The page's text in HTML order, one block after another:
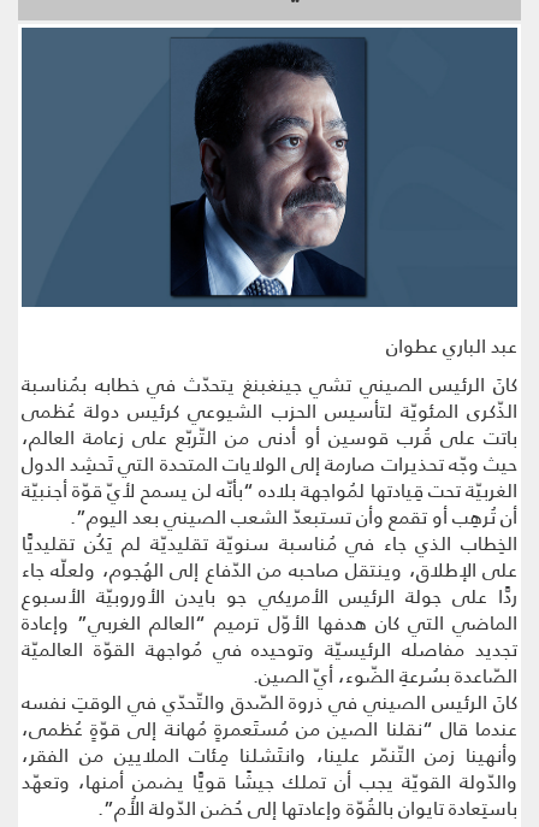
عبد الباري عطوان
كانَ الرئيس الصيني تشي جينغبنغ يتحدّث في خطابه بمُناسبة
الذّكرى المئويّة لتأسيس الحزب الشيوعي كرئيس دولة عُظمى
باتت على قُرب قوسين أو أدنى من التّربّع على زعامة العالم،
حيث وجّه تحذيرات صارمة إلى الولايات المتحدة التي تَحشِد الدول
الغربيّة تحت قِيادتها لمُواجهة بلاده “بأنّه لن يسمح لأيّ قوّة أجنبيّة
أن تُرهِب أو تقمع وأن تستبعدّ الشعب الصيني بعد اليوم”.
الخِطاب الذي جاء في مُناسبة سنويّة تقليديّة لم يَكُن تقليديًّا
على الإطلاق، وينتقل صاحبه من الدّفاع إلى الهُجوم، ولعلّه جاء
ردًّا على جولة الرئيس الأمريكي جو بايدن الأوروبيّة الأسبوع
الماضي التي كان هدفها الأوّل ترميم “العالم الغربي” وإعادة
تجديد مفاصله الرئيسيّة وتوحيده في مُواجهة القوّة العالميّة
الصّاعدة بسُرعةِ الضّوء، أيّ الصين.
كانَ الرئيس الصيني في ذروة الصّدق والتّحدّي في الوقتِ نفسه
عندما قال “نقلنا الصين من مُستَعمرةٍ مُهانة إلى قوّةٍ عُظمى،
وأنهينا زمن التّنمّر علينا، وانتَشلنا مِئات الملايين من الفقر،
والدّولة القويّة يجب أن تملك جيشًا قويًّا يضمن أمنها، وتعهّد
باستِعادة تايوان بالقُوّة وإعادتها إلى حُضن الدّولة الأُم”.